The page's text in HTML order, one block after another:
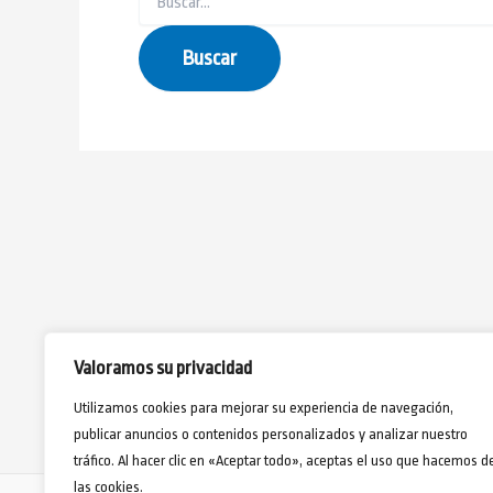
Valoramos su privacidad
Utilizamos cookies para mejorar su experiencia de navegación,
publicar anuncios o contenidos personalizados y analizar nuestro
tráfico. Al hacer clic en «Aceptar todo», aceptas el uso que hacemos
las cookies.